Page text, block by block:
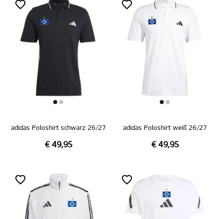
adidas Poloshirt schwarz 26/27
€ 49,95
adidas Poloshirt weiß 26/27
€ 49,95